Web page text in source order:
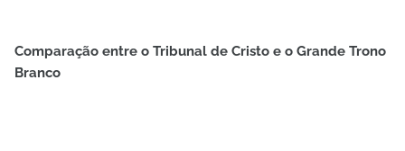
Comparação entre o Tribunal de Cristo e o Grande Trono
Branco